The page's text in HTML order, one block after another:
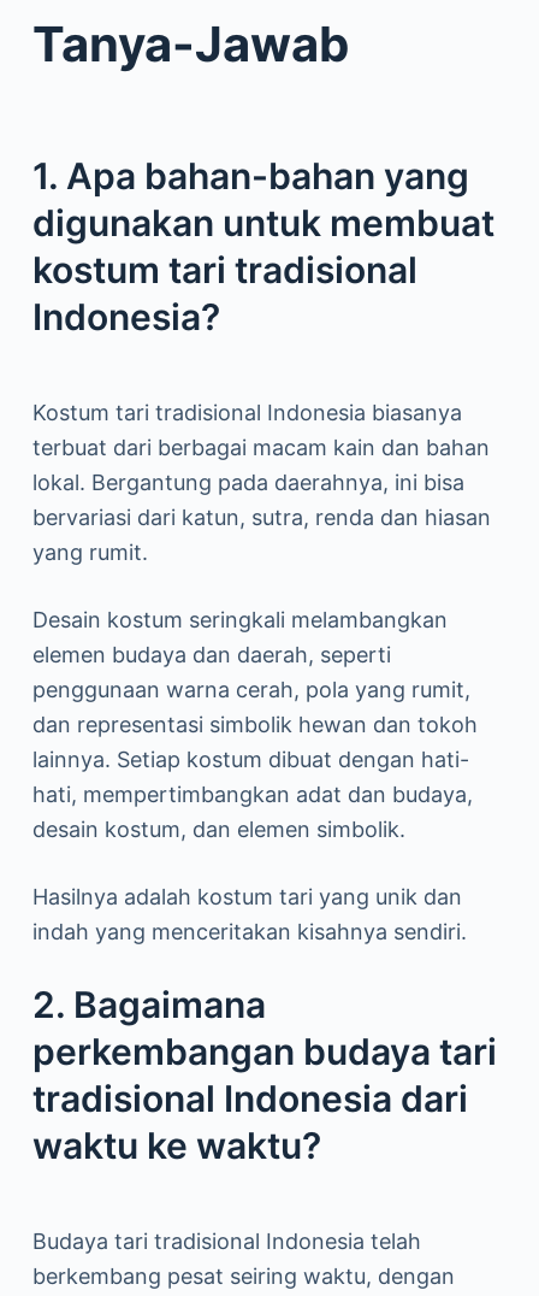
Tanya-Jawab
1. Apa bahan-bahan yang
digunakan untuk membuat
kostum tari tradisional
Indonesia?
Kostum tari tradisional Indonesia biasanya
terbuat dari berbagai macam kain dan bahan
lokal. Bergantung pada daerahnya, ini bisa
bervariasi dari katun, sutra, renda dan hiasan
yang rumit.
Desain kostum seringkali melambangkan
elemen budaya dan daerah, seperti
penggunaan warna cerah, pola yang rumit,
dan representasi simbolik hewan dan tokoh
lainnya. Setiap kostum dibuat dengan hati-
hati, mempertimbangkan adat dan budaya,
desain kostum, dan elemen simbolik.
Hasilnya adalah kostum tari yang unik dan
indah yang menceritakan kisahnya sendiri.
2. Bagaimana
perkembangan budaya tari
tradisional Indonesia dari
waktu ke waktu?
Budaya tari tradisional Indonesia telah
berkembang pesat seiring waktu, dengan